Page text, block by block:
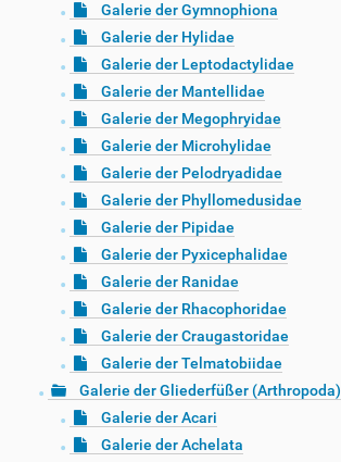
Galerie der Gymnophiona
Galerie der Hylidae
Galerie der Leptodactylidae
Galerie der Mantellidae
Galerie der Megophryidae
Galerie der Microhylidae
Galerie der Pelodryadidae
Galerie der Phyllomedusidae
Galerie der Pipidae
Galerie der Pyxicephalidae
Galerie der Ranidae
Galerie der Rhacophoridae
Galerie der Craugastoridae
Galerie der Telmatobiidae
Galerie der Gliederfüßer (Arthropoda)
Galerie der Acari
Galerie der Achelata